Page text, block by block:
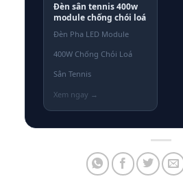
Đèn sân tennis 400w
module chống chói loá
Đèn Pha LED Module
400W Chống Chói Loá
Sân Tennis